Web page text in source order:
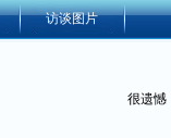
访谈图片
很遗憾